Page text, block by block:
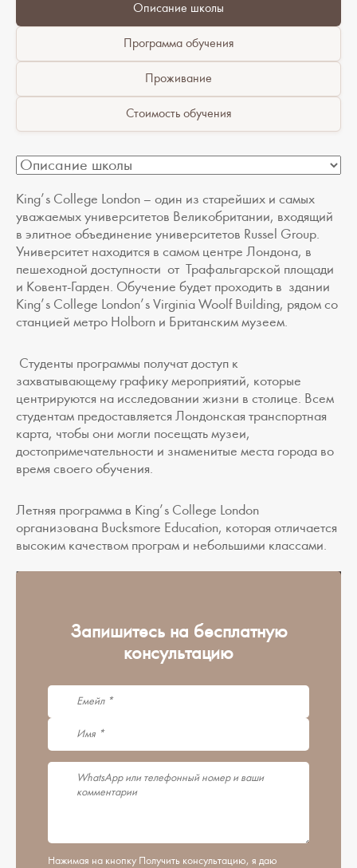
Описание школы
Программа обучения
Проживание
Стоимость обучения
King’s College London – один из старейших и самых
уважаемых университетов Великобритании, входящий
в элитное объединение университетов Russel Group.
Университет находится в самом центре Лондона, в
пешеходной доступности от Трафальгарской площади
и Ковент-Гарден. Обучение будет проходить в здании
King’s College London’s Virginia Woolf Building, рядом со
станцией метро Holborn и Британским музеем.
Студенты программы получат доступ к
захватывающему графику мероприятий, которые
центрируются на исследовании жизни в столице. Всем
студентам предоставляется Лондонская транспортная
карта, чтобы они могли посещать музеи,
достопримечательности и знаменитые места города во
время своего обучения.
Летняя программа в King’s College London
организована Bucksmore Education, которая отличается
высоким качеством програм и небольшими классами.
Запишитесь на бесплатную
консультацию
Нажимая на кнопку Получить консультацию, я даю